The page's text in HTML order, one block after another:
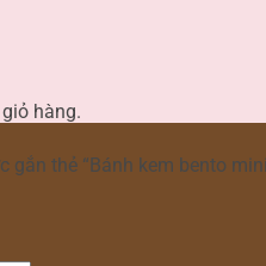
hàng.
gắn thẻ “Bánh kem bento